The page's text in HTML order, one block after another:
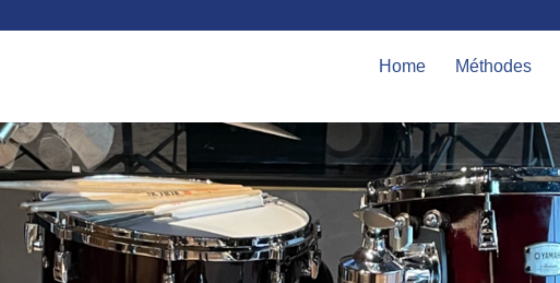
Home Méthodes